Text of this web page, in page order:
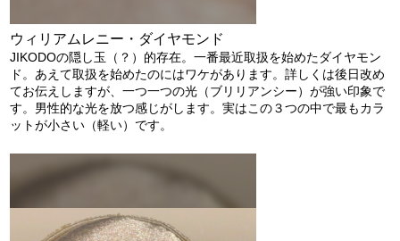
ウィリアムレニー・ダイヤモンド
JIKODOの隠し玉（？）的存在。一番最近取扱を始めたダイヤモン
ド。あえて取扱を始めたのにはワケがあります。詳しくは後日改め
てお伝えしますが、一つ一つの光（ブリリアンシー）が強い印象で
す。男性的な光を放つ感じがします。実はこの３つの中で最もカラ
ットが小さい（軽い）です。